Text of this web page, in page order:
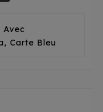
Avec
Carte Bleu